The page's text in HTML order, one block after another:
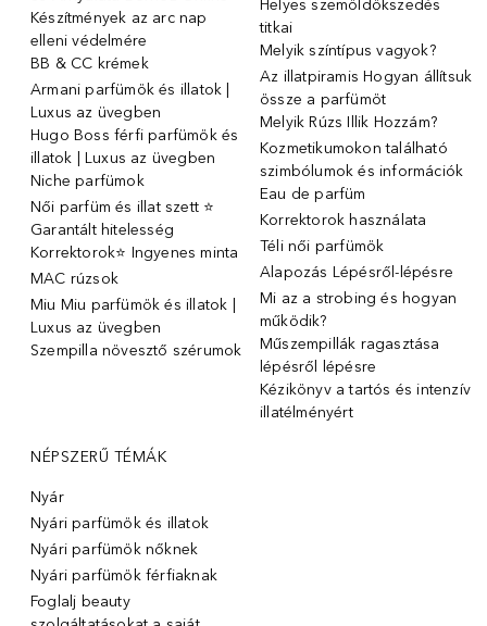
Készítmények az arc nap
elleni védelmére
BB & CC krémek
Armani parfümök és illatok |
Luxus az üvegben
Hugo Boss férfi parfümök és
illatok | Luxus az üvegben
Niche parfümok
Női parfüm és illat szett ⭐
Garantált hitelesség
Korrektorok⭐ Ingyenes minta
MAC rúzsok
Miu Miu parfümök és illatok |
Luxus az üvegben
Szempilla növesztő szérumok
Helyes szemöldökszedés
titkai
Melyik színtípus vagyok?
Az illatpiramis Hogyan állítsuk
össze a parfümöt
Melyik Rúzs Illik Hozzám?
Kozmetikumokon található
szimbólumok és információk
Eau de parfüm
Korrektorok használata
Téli női parfümök
Alapozás Lépésről-lépésre
Mi az a strobing és hogyan
működik?
Műszempillák ragasztása
lépésről lépésre
Kézikönyv a tartós és intenzív
illatélményért
NÉPSZERŰ TÉMÁK
Nyár
Nyári parfümök és illatok
Nyári parfümök nőknek
Nyári parfümök férfiaknak
Foglalj beauty